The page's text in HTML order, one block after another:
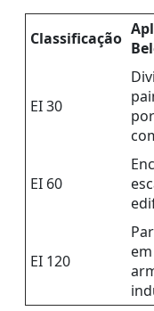
Classificação
EI 30
EI 60
EI 120